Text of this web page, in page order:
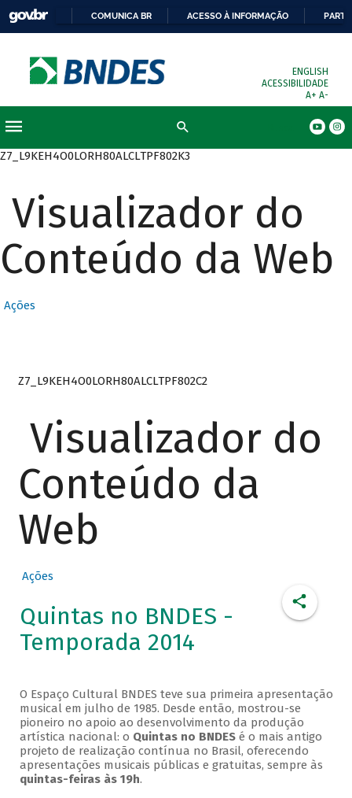
COMUNICA BR ACESSO À INFORMAÇÃO
ENGLISH
ACESSIBILIDADE
A+ A-
Z7_L9KEH4O0LORH80ALCLTPF802K3
Visualizador do
Conteúdo da Web
Ações
Z7_L9KEH4O0LORH80ALCLTPF802C2
Visualizador do
Conteúdo da
Web
Ações
Quintas no BNDES -
Temporada 2014
O Espaço Cultural BNDES teve sua primeira apresentação
musical em julho de 1985. Desde então, mostrou-se
pioneiro no apoio ao desenvolvimento da produção
artística nacional: o Quintas no BNDESé o mais antigo
projeto de realização contínua no Brasil, oferecendo
apresentações musicais públicas e gratuitas, sempre às
quintas-feiras às 19h.